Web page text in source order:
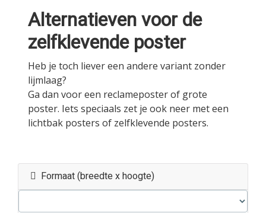
Alternatieven voor de
zelfklevende poster
Heb je toch liever een andere variant zonder
lijmlaag?
Ga dan voor een reclameposter of grote
poster. Iets speciaals zet je ook neer met een
lichtbak posters of zelfklevende posters.
Formaat (breedte x hoogte)